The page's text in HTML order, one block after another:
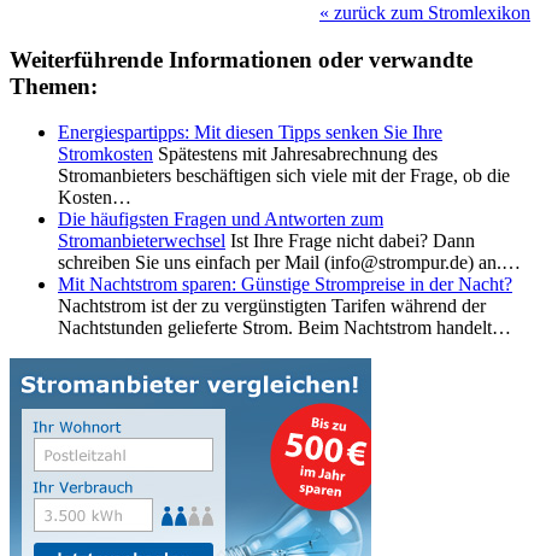
« zurück zum Stromlexikon
Weiterführende Informationen oder verwandte
Themen:
Energiespartipps: Mit diesen Tipps senken Sie Ihre
Stromkosten Spätestens mit Jahresabrechnung des
Stromanbieters beschäftigen sich viele mit der Frage, ob die
Kosten…
Die häufigsten Fragen und Antworten zum
Stromanbieterwechsel Ist Ihre Frage nicht dabei? Dann
schreiben Sie uns einfach per Mail (info@strompur.de) an.…
Mit Nachtstrom sparen: Günstige Strompreise in der Nacht?
Nachtstrom ist der zu vergünstigten Tarifen während der
Nachtstunden gelieferte Strom. Beim Nachtstrom handelt…